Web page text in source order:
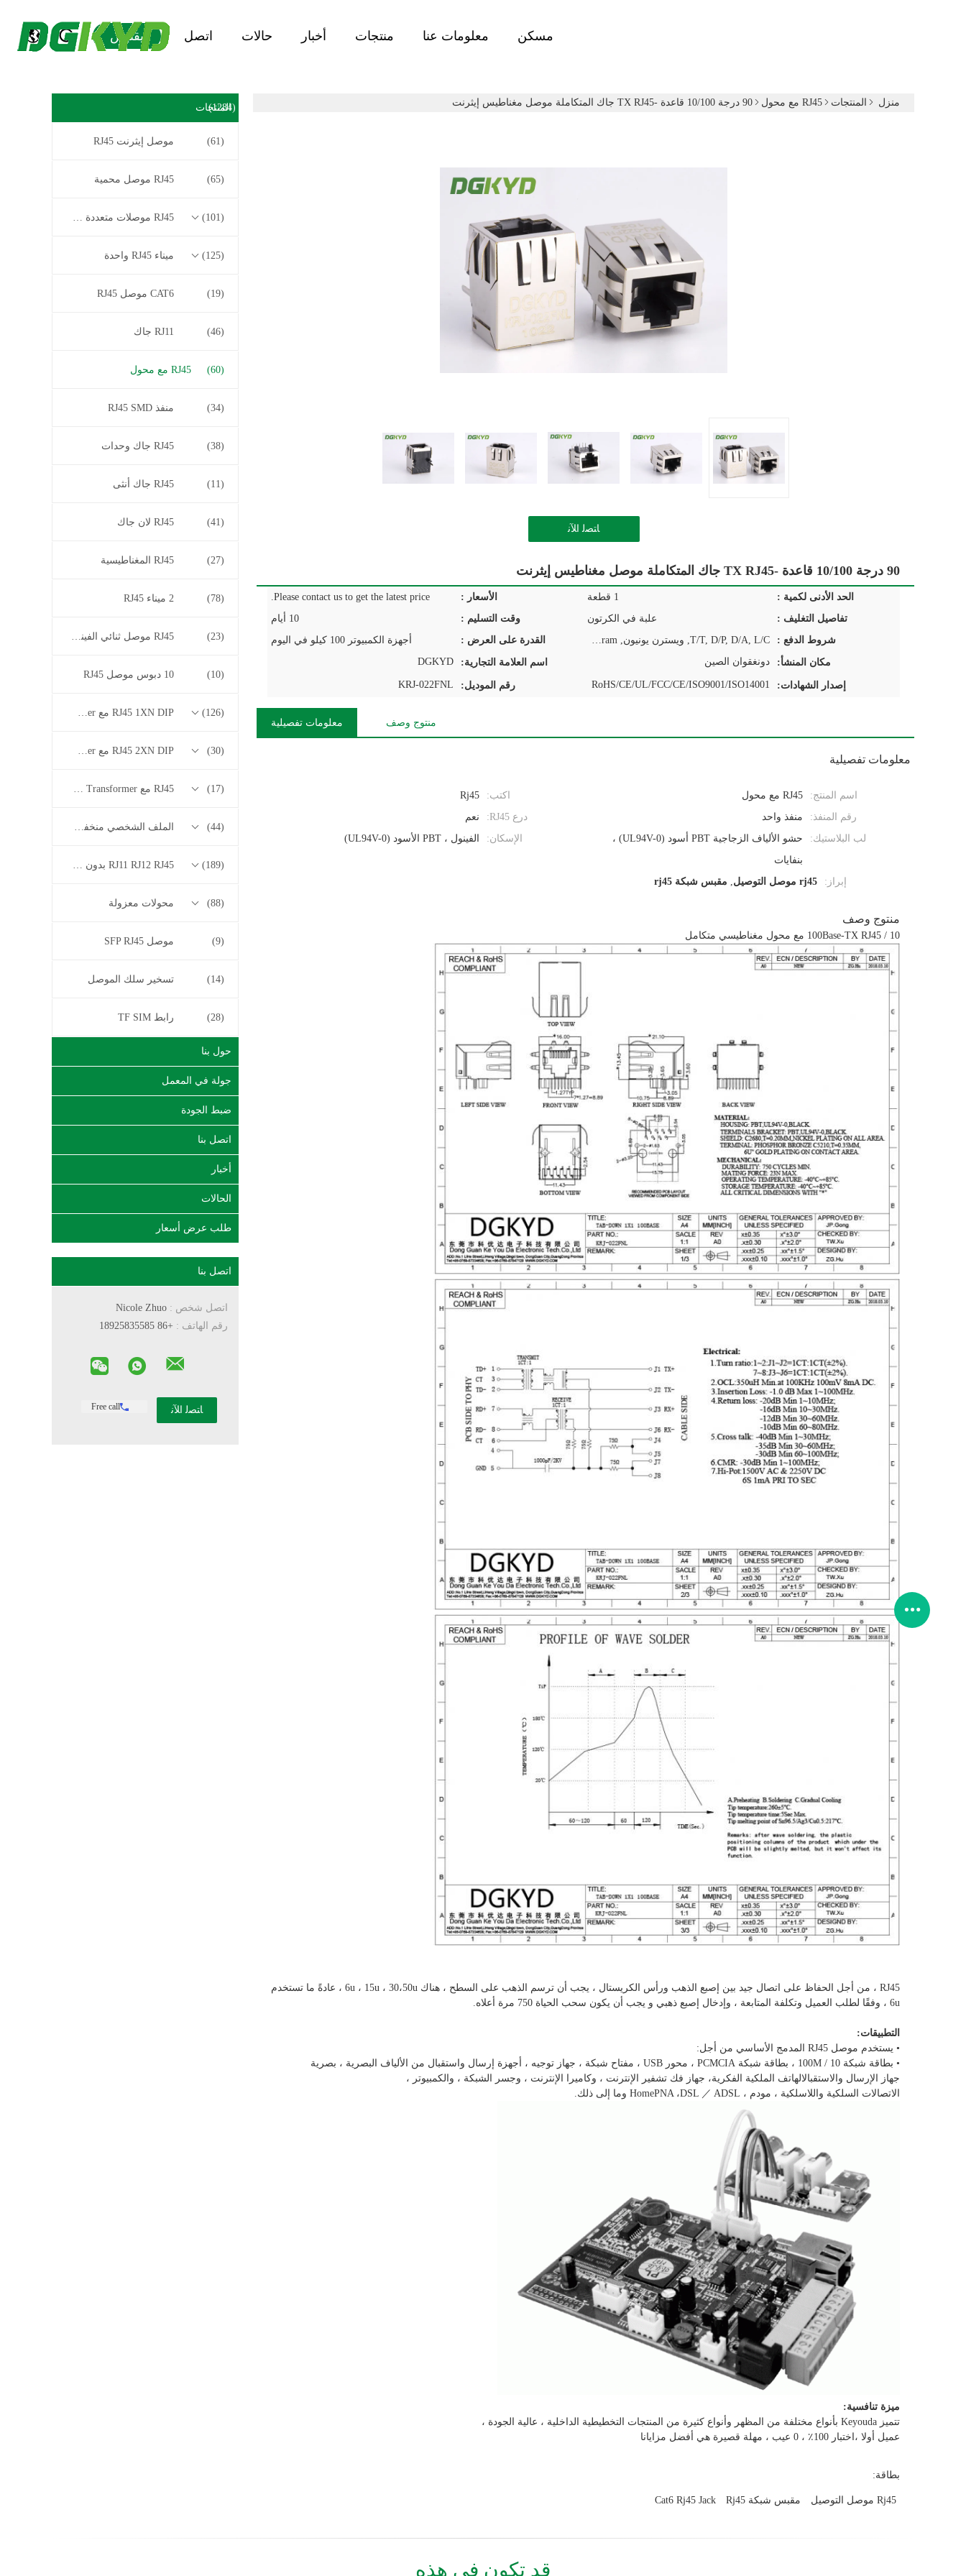
مسكن معلومات عنا منتجات أخبار حالات اتصل يقتبس
المنتجات(1284)
موصل إيثرنت RJ45 (61)
RJ45 موصل محمية (65)
RJ45 موصلات متعددة الموصل (101)
ميناء RJ45 واحدة (125)
CAT6 موصل RJ45 (19)
RJ11 جاك (46)
RJ45 مع محول (60)
منفذ RJ45 SMD (34)
RJ45 جاك وحدات (38)
RJ45 جاك أنثى (11)
RJ45 لان جاك (41)
RJ45 المغناطيسية (27)
2 ميناء RJ45 (78)
RJ45 موصل ثنائي الفينيل متعدد الكلور (23)
10 دبوس موصل RJ45 (10)
RJ45 1XN DIP مع 10/100/1000M Base-T Series Transformer (126)
RJ45 2XN DIP مع 10/100/1000M Base-T Series Transformer (30)
RJ45 مع 2.5G / 5G / 10G Base-T Series Transformer (17)
الملف الشخصي منخفض RJ45 (44)
RJ11 RJ12 RJ45 بدون سلسلة المحولات (189)
محولات معزولة (88)
موصل SFP RJ45 (9)
تسخير سلك الموصل (14)
رابط TF SIM (28)
حول بنا
جولة في المعمل
ضبط الجودة
اتصل بنا
أخبار
الحالات
طلب عرض أسعار
اتصل بنا
اتصل شخص :
رقم الهاتف : +86 18925835585
Free call
منزل المنتجات RJ45 مع محول 90 درجة 10/100 قاعدة -TX RJ45 جاك المتكاملة موصل مغناطيس إيثرنت
ﺎﺘﺼﻟ ﺍﻶﻧ
90 درجة 10/100 قاعدة -TX RJ45 جاك المتكاملة موصل مغناطيس إيثرنت
الحد الأدنى لكمية : 1 قطعة الأسعار :
Please contact us to get the latest price.
تفاصيل التغليف :
علبة في الكرتون وقت التسليم :
10 أيام
شروط الدفع :
T/T, D/P, D/A, L/C, ويسترن يونيون, MoneyGram القدرة على العرض : أجهزة الكمبيوتر 100 كيلو في اليوم
مكان المنشأ: دونغقوان الصين اسم العلامة التجارية: DGKYD
إصدار الشهادات: RoHS/CE/UL/FCC/CE/ISO9001/ISO14001 رقم الموديل: KRJ-022FNL
معلومات تفصيلية منتوج وصف
معلومات تفصيلية
اسم المنتج: RJ45 مع محول اكتب:
Rj45
رقم المنفذ:
منفذ واحد درع RJ45:
نعم
لب البلاستيك:
حشو الألياف الزجاجية PBT أسود (UL94V-0) ،
بنفايات
الإسكان: الفينول ، PBT الأسود (UL94V-0)
إبراز: rj45 موصل التوصيل , مقبس شبكة rj45
منتوج وصف
10 / 100Base-TX RJ45 مع محول مغناطيسي متكامل
RJ45 ، من أجل الحفاظ على اتصال جيد بين إصبع الذهب ورأس الكريستال ، يجب أن ترسم الذهب على السطح ، هناك 6u ، 15u ، 30،50u ، عادةً ما تستخدم
6u ، وفقًا لطلب العميل وتكلفة المتابعة ، وإدخال إصبع ذهبي و يجب أن يكون سحب الحياة 750 مرة أعلاه.
التطبيقات:
• يستخدم موصل RJ45 المدمج الأساسي من أجل:
• بطاقة شبكة 10 / 100M ، بطاقة شبكة PCMCIA ، محور USB ، مفتاح شبكة ، جهاز توجيه ، أجهزة إرسال واستقبال من الألياف البصرية ، بصرية
جهاز الإرسال والاستقبالالهاتف الملكية الفكرية، جهاز فك تشفير الإنترنت ، وكاميرا الإنترنت ، وجسر الشبكة ، والكمبيوتر ،
الاتصالات السلكية واللاسلكية ، مودم ، HomePNA ، DSL ／ ADSL وما إلى ذلك.
ميزة تنافسية:
تتميز Keyouda بأنواع مختلفة من المظهر وأنواع كثيرة من المنتجات التخطيطية الداخلية ، عالية الجودة ،
عميل
أولا ، اختبار 100٪ ، 0 عيب ، مهلة قصيرة هي أفضل مزايانا
بطاقة:
Rj45 موصل التوصيل مقبس شبكة Rj45 Cat6 Rj45 Jack
قد تكون في هذه